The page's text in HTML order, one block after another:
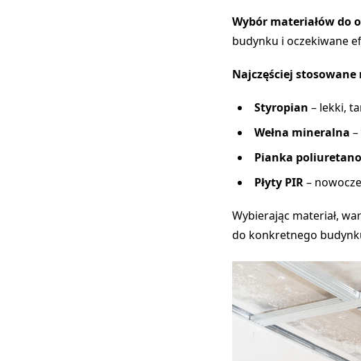
Wybór materiałów do
budynku i oczekiwane
Najczęściej stosowane
Styropian – lekki,
Wełna mineralna
Pianka
Płyty PIR–
Wybierając materiał,
do konkretnego